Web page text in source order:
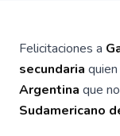
Felicitaciones a
secundaria
Argentina que
Sudamericano